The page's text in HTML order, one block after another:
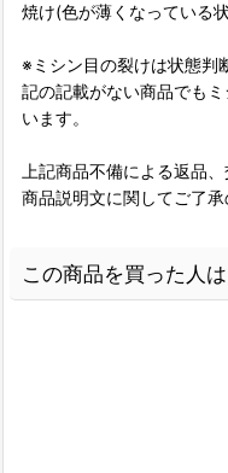
焼け(色が薄くなっている
※ミシン目の裂けは状態判
記の記載がない商品でも
います。
上記商品不備による返品
商品説明文に関してご了承
この商品を買った人